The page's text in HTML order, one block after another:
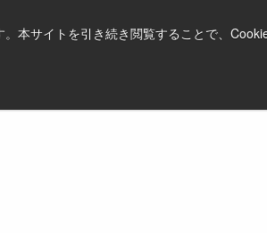
本サイトを引き続き閲覧することで、